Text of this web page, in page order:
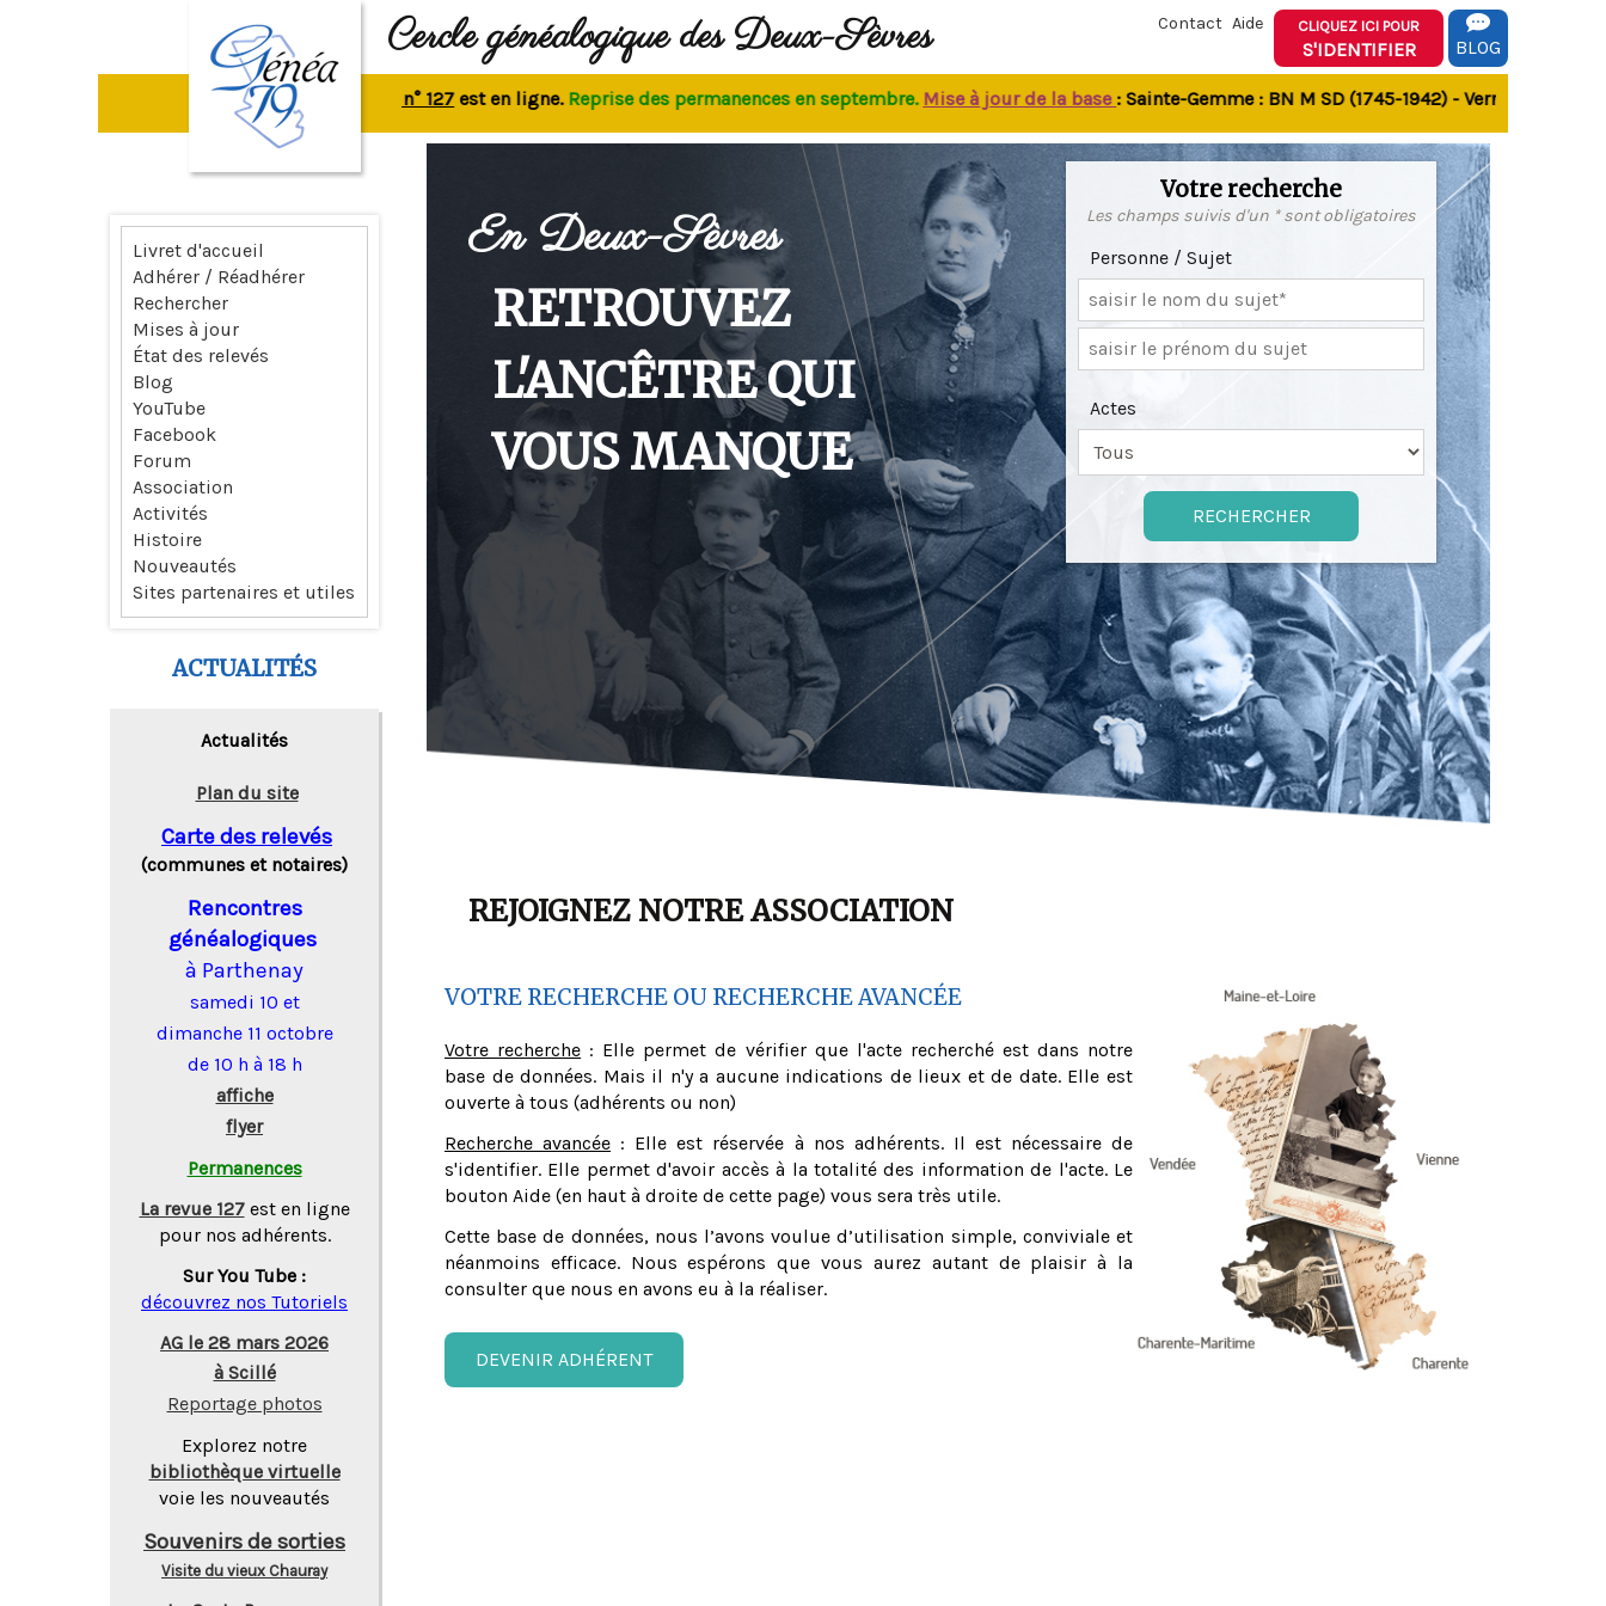
Cercle généalogique des Deux-Sèvres Contact Aide CLIQUEZ ICI POUR
S'IDENTIFIER BLOG
La revue n° 127est en ligne.Reprise des permanences en septembre.Mise à jour de la base: Sainte-Gemme : BN M SD (1745-1942) - Verrines-sous-
En Deux-Sèvres
RETROUVEZ
L'ANCÊTRE QUI
VOUS MANQUE
Votre recherche
Les champs suivis d'un * sont obligatoires
Personne / Sujet
Actes
REJOIGNEZ NOTRE ASSOCIATION
VOTRE RECHERCHE OU RECHERCHE AVANCÉE
Votre recherche : Elle permet de vérifier que l'acte recherché est dans notre
base de données. Mais il n'y a aucune indications de lieux et de date. Elle est
ouverte à tous (adhérents ou non)
Recherche avancée : Elle est réservée à nos adhérents. Il est nécessaire de
s'identifier. Elle permet d'avoir accès à la totalité des information de l'acte. Le
bouton Aide (en haut à droite de cette page) vous sera très utile.
Cette base de données, nous l’avons voulue d’utilisation simple, conviviale et
néanmoins efficace. Nous espérons que vous aurez autant de plaisir à la
consulter que nous en avons eu à la réaliser.
DEVENIR ADHÉRENT
Livret d'accueil
Adhérer / Réadhérer
Rechercher
Mises à jour
État des relevés
Blog
YouTube
Facebook
Forum
Association
Activités
Histoire
Nouveautés
Sites partenaires et utiles
ACTUALITÉS
Actualités
Plan du site
Carte des relevés
(communes et notaires)
Rencontres
généalogiques
à Parthenay
samedi 10 et
dimanche 11 octobre
de 10 h à 18 h
affiche
flyer
Permanences
La revue 127 est en ligne
pour nos adhérents.
Sur You Tube :
découvrez nos Tutoriels
AG le 28 mars 2026
à Scillé
Reportage photos
Explorez notre
bibliothèque virtuelle
voie les nouveautés
Souvenirs de sorties
Visite du vieux Chauray